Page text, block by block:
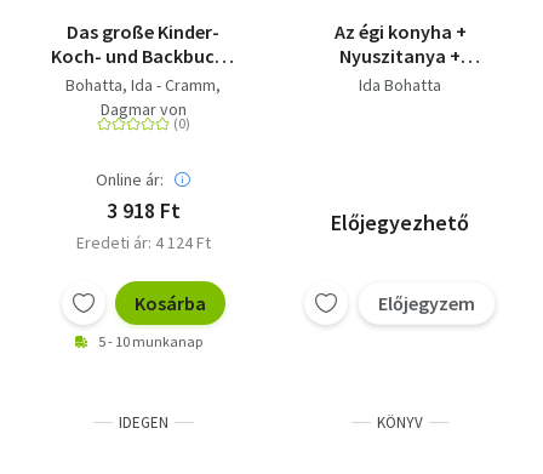
Das große Kinder-
Koch- und Backbuch -
Die schönsten Rezepte
für jede Jahreszeit
Bohatta, Ida - Cramm,
Dagmar von
Online ár:
3 918 Ft
Eredeti ár: 4 124 Ft
Kosárba
5 - 10 munkanap
Az égi konyha +
Nyuszitanya +
Tavasztündérek +
Ida Bohatta
Előjegyezhető
Előjegyzem
IDEGEN KÖNYV